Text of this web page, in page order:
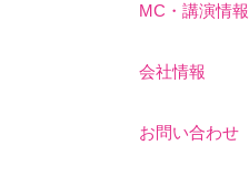
MC・講演情報
会社情報
お問い合わせ